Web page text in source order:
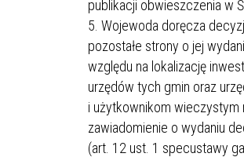
publikacji obwieszczenia w
Wojewoda doręcza
pozostałe strony o jej
względu na lokalizację
urzędów tych gmin oraz
i użytkownikom wieczystym
zawiadomienie o wydaniu
(art. 12 ust. 1 specustawy